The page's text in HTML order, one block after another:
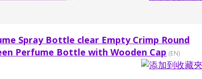
Spray Bottle clear Empty Crimp Round
Perfume Bottle with Wooden Cap (EN)